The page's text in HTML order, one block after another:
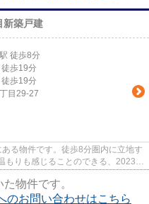
新築戸建
駅 徒歩8分
徒歩19分
徒歩19分
目29-27
る物件です。徒歩8分圏内に立地す
もりも感じることのできる、2023年
物件です。
のお問い合わせはこちら